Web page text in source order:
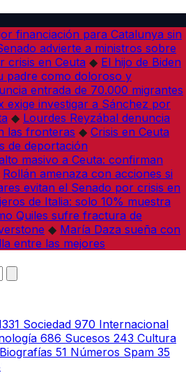
financiación para Catalunya sin
advierte a ministros sobre
crisis en Ceuta ◆ El hijo de Biden
padre como doloroso y
entrada de 70.000 migrantes
exige investigar a Sánchez por
◆ Lourdes Reyzábal denuncia
las fronteras ◆ Crisis en Ceuta
de deportación
masivo a Ceuta: confirman
Rollán amenaza con acciones si
evitan el Senado por crisis en
de Italia: solo 10% muestra
Quiles sufre fractura de
◆ María Daza sueña con
entre las mejores
Sociedad 970 Internacional
686 Sucesos 243 Cultura
Biografías 51 Números Spam 35